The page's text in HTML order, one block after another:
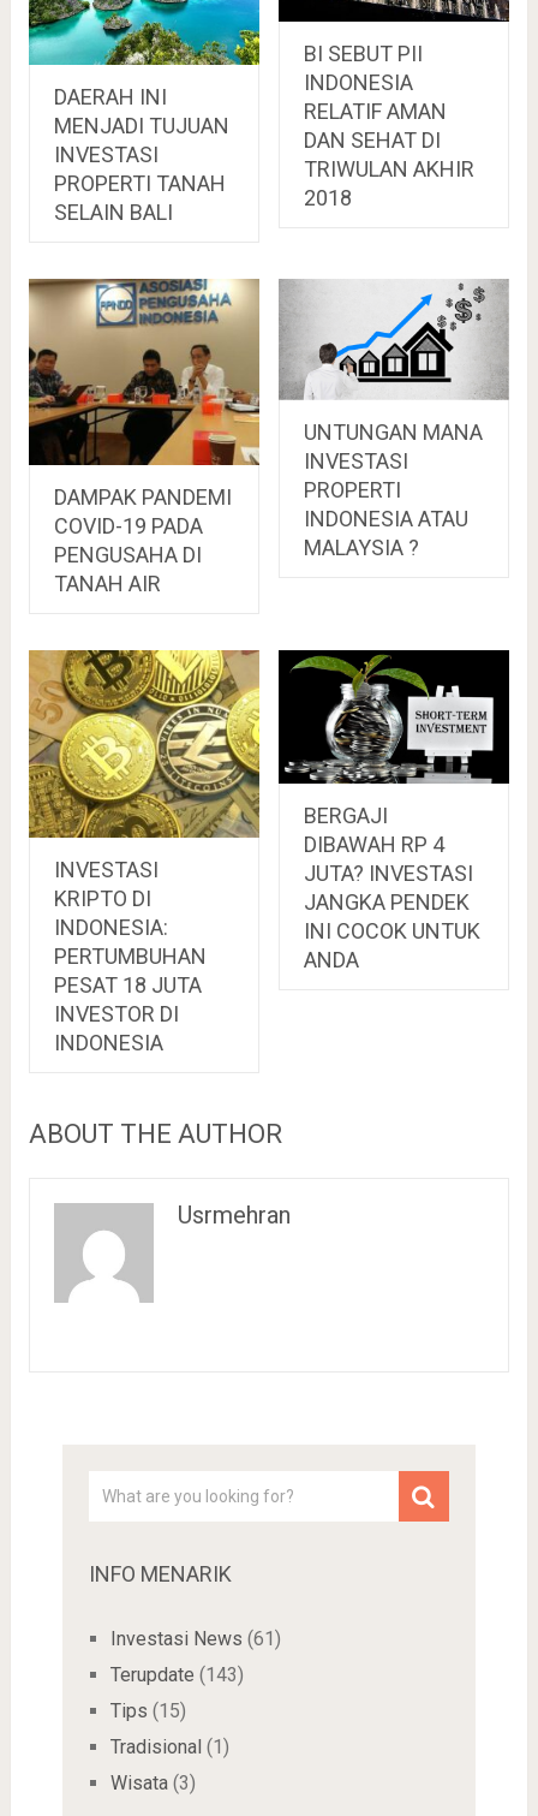
DAERAH INI
MENJADI TUJUAN
INVESTASI
PROPERTI TANAH
SELAIN BALI
BI SEBUT PII
INDONESIA
RELATIF AMAN
DAN SEHAT DI
TRIWULAN AKHIR
2018
DAMPAK PANDEMI
COVID-19 PADA
PENGUSAHA DI
TANAH AIR
UNTUNGAN MANA
INVESTASI
PROPERTI
INDONESIA ATAU
MALAYSIA ?
INVESTASI
KRIPTO DI
INDONESIA:
PERTUMBUHAN
PESAT 18 JUTA
INVESTOR DI
INDONESIA
BERGAJI
DIBAWAH RP 4
JUTA? INVESTASI
JANGKA PENDEK
INI COCOK UNTUK
ANDA
ABOUT THE AUTHOR
Usrmehran
INFO MENARIK
Investasi News (61)
Terupdate (143)
Tips (15)
Tradisional (1)
Wisata(3)